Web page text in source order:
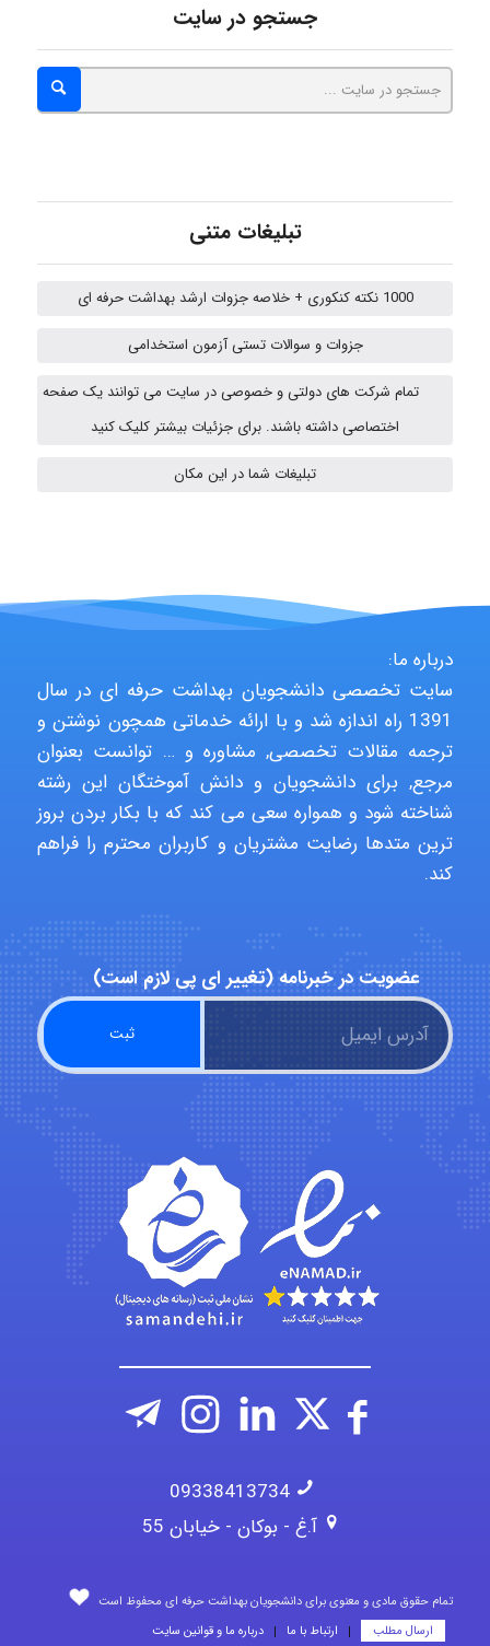
ehtesham
fatima
Jafar Tym
aghajari vahid
Alirez0990
hosein abdolvand
Kati
emami
جستجو در سایت
تبلیغات متنی
1000 نکته کنکوری + خلاصه جزوات ارشد بهداشت حرفه ای
جزوات و سوالات تستی آزمون استخدامی
تمام شرکت های دولتی و خصوصی در سایت می توانند یک صفحه
اختصاصی داشته باشند. برای جزئیات بیشتر کلیک کنید
تبلیغات شما در این مکان
درباره ما:
سایت تخصصی دانشجویان بهداشت حرفه ای در سال
1391 راه اندازه شد و با ارائه خدماتی همچون نوشتن و
ترجمه مقالات تخصصی, مشاوره و … توانست بعنوان
مرجع, برای دانشجویان و دانش آموختگان این رشته
شناخته شود و همواره سعی می کند که با بکار بردن بروز
ترین متدها رضایت مشتریان و کاربران محترم را فراهم
کند.
عضویت در خبرنامه (تغییر ای پی لازم است)
09338413734
آ.غ - بوکان - خیابان 55
تمام حقوق مادی و معنوی برای دانشجویان بهداشت حرفه ای محفوظ است
ارسال مطلب
ارتباط با ما درباره ما و قوانین سایت